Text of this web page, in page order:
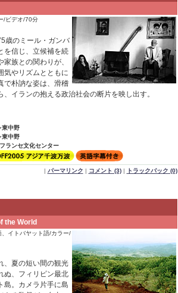
/ビデオ/70分
歳のミール・ガンバ
を信じ、立候補を続
族との関わりが、
気やリズムとともに
で朴訥な姿は、滑稽
イランの抱える政治社会の断片を映し出す。
中野
中野
ランセ文化センター
| パーマリンク | コメント (3)| トラックバック (0)
the World
イトバヤット語/カラー/
、夏の短い間の観光
ぬ、フィリピン最北
島。カメラ片手に島